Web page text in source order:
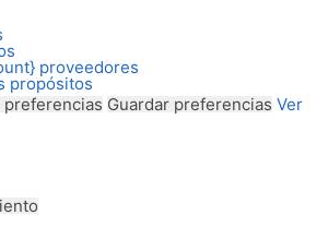
proveedores
propósitos
preferencias Guardar preferencias Ver